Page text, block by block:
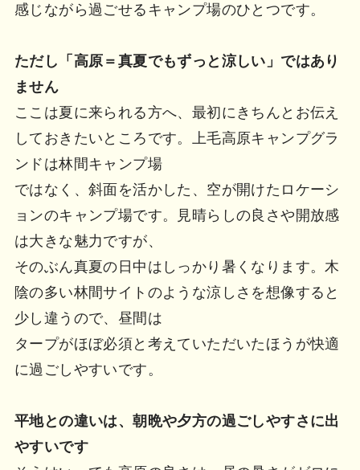
感じながら過ごせるキャンプ場のひとつです。
ただし「高原＝真夏でもずっと涼しい」ではあり
ません
ここは夏に来られる方へ、最初にきちんとお伝え
しておきたいところです。上毛高原キャンプグラ
ンドは林間キャンプ場
ではなく、斜面を活かした、空が開けたロケーシ
ョンのキャンプ場です。見晴らしの良さや開放感
は大きな魅力ですが、
そのぶん真夏の日中はしっかり暑くなります。木
陰の多い林間サイトのような涼しさを想像すると
少し違うので、昼間は
タープがほぼ必須と考えていただいたほうが快適
に過ごしやすいです。
平地との違いは、朝晩や夕方の過ごしやすさに出
やすいです